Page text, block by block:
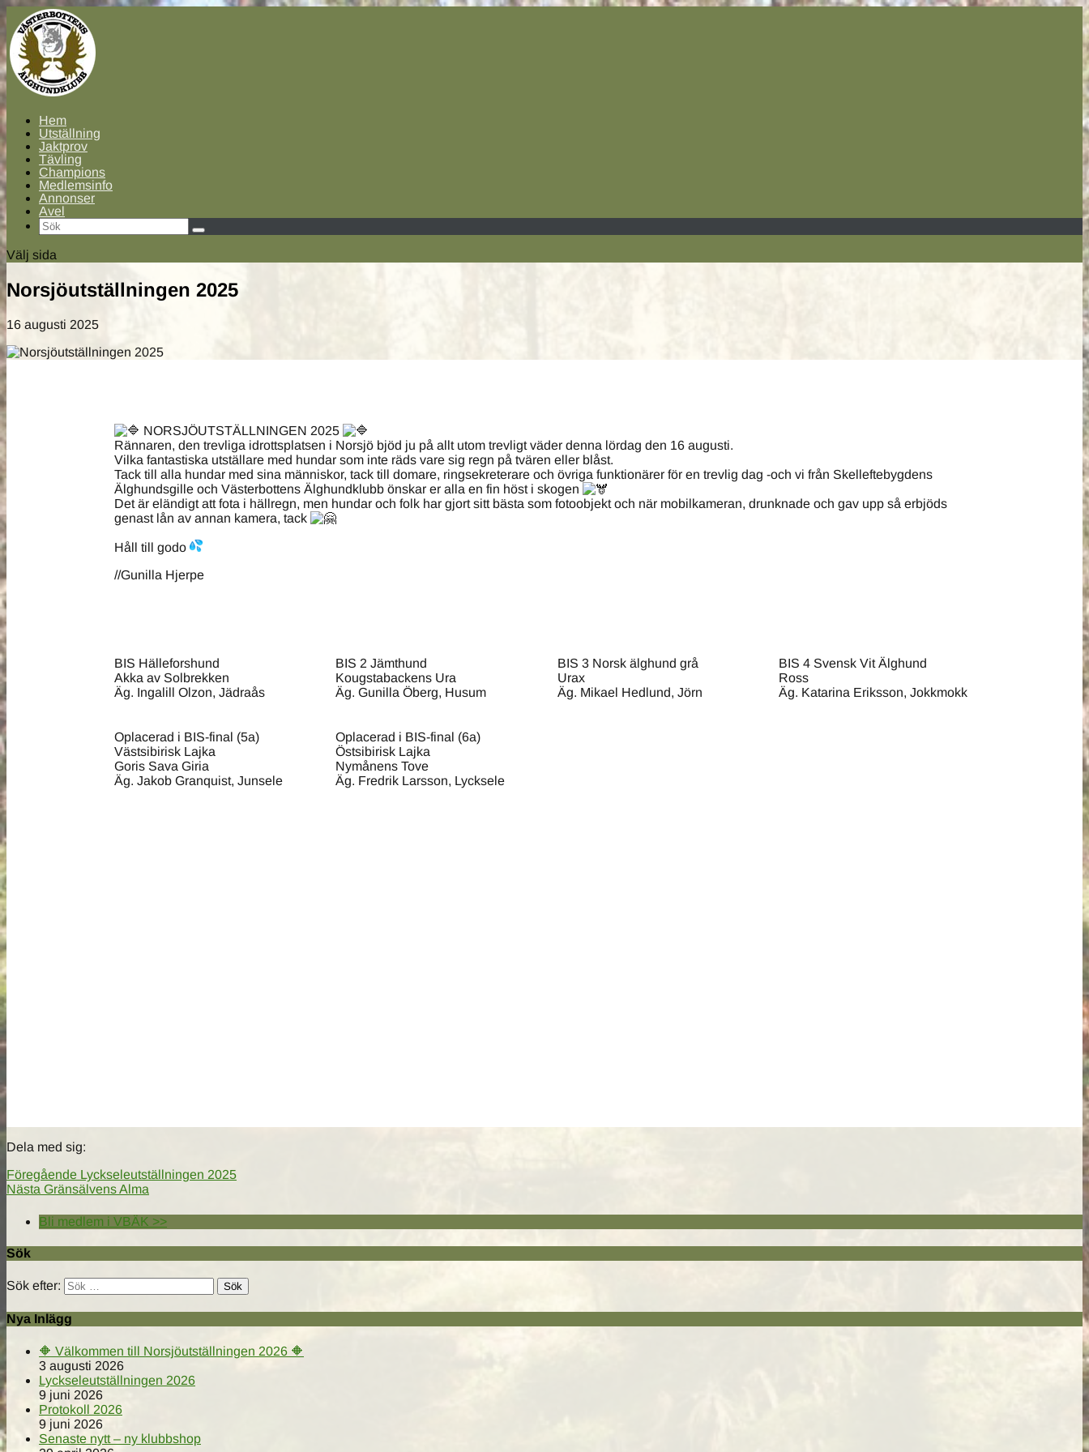
Hem
Utställning
Jaktprov
Tävling
Champions
Medlemsinfo
Annonser
Avel
Välj sida
Norsjöutställningen 2025
16 augusti 2025
NORSJÖUTSTÄLLNINGEN 2025
Rännaren, den trevliga idrottsplatsen i Norsjö bjöd ju på allt utom trevligt väder denna lördag den 16 augusti.
Vilka fantastiska utställare med hundar som inte räds vare sig regn på tvären eller blåst.
Tack till alla hundar med sina människor, tack till domare, ringsekreterare och övriga funktionärer för en trevlig dag -och vi från Skelleftebygdens
Älghundsgille och Västerbottens Älghundklubb önskar er alla en fin höst i skogen
Det är eländigt att fota i hällregn, men hundar och folk har gjort sitt bästa som fotoobjekt och när mobilkameran, drunknade och gav upp så erbjöds
genast lån av annan kamera, tack
Håll till godo
//Gunilla Hjerpe
BIS Hälleforshund
Akka av Solbrekken
Äg. Ingalill Olzon, Jädraås
Oplacerad i BIS-final (5a)
Västsibirisk Lajka
Goris Sava Giria
Äg. Jakob Granquist, Junsele
BIS 2 Jämthund
Kougstabackens Ura
Äg. Gunilla Öberg, Husum
Oplacerad i BIS-final (6a)
Östsibirisk Lajka
Nymånens Tove
Äg. Fredrik Larsson, Lycksele
BIS 3 Norsk älghund grå
Urax
Äg. Mikael Hedlund, Jörn
BIS 4 Svensk Vit Älghund
Ross
Äg. Katarina Eriksson, Jokkmokk
Dela med sig:
Föregående Lyckseleutställningen 2025
Nästa Gränsälvens Alma
Bli medlem i VBÄK >>
Sök
Sök efter:
Nya Inlägg
🔶️ Välkommen till Norsjöutställningen 2026 🔶️
3 augusti 2026
Lyckseleutställningen 2026
9 juni 2026
Protokoll 2026
9 juni 2026
Senaste nytt – ny klubbshop